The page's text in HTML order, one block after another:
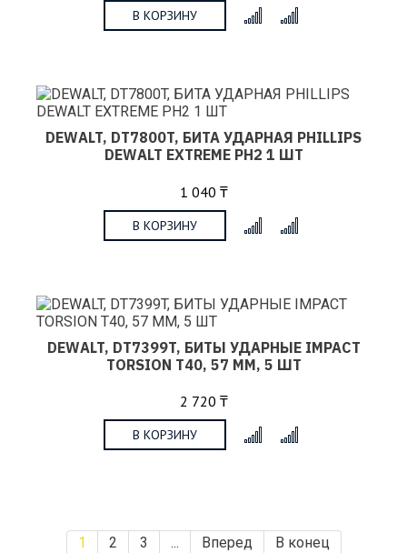
В КОРЗИНУ
DEWALT, DT7800T, БИТА УДАРНАЯ PHILLIPS
DEWALT EXTREME PH2 1 ШТ
1 040 ₸
В КОРЗИНУ
DEWALT, DT7399T, БИТЫ УДАРНЫЕ IMPACT
TORSION T40, 57 ММ, 5 ШТ
2 720 ₸
В КОРЗИНУ
1 2 3 ... Вперед В конец